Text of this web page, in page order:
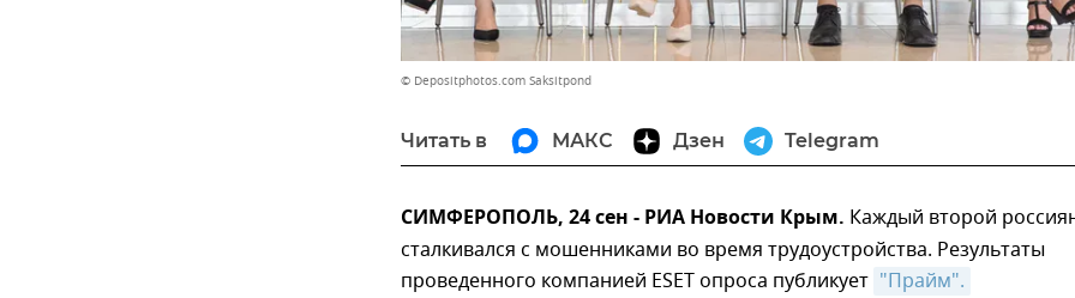
© Depositphotos.com Saksitpond
Читать в МАКС Дзен Telegram
СИМФЕРОПОЛЬ, 24 сен - РИА Новости Крым. Каждый второй
сталкивался с мошенниками во время трудоустройства. Результаты
проведенного компанией ESET опроса публикует "Прайм".